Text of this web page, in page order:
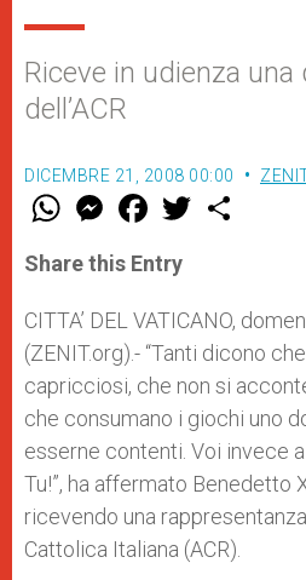
Riceve in udienza una
dell’ACR
DICEMBRE 21, 2008 00:00
W
t
s
p
p
M
e
s
e
g
e
r
F
a
e
b
o
k
w
r
Share this Entry
CITTA’ DEL VATICANO,
(ZENIT.org).- “Tanti dicono
capricciosi, che non si
che consumano i giochi uno
esserne contenti. Voi invece
Tu!”, ha affermato Benedetto
ricevendo una
Cattolica Italiana (ACR).